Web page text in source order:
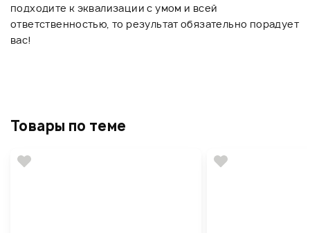
подходите к эквализации с умом и всей
ответственностью, то результат обязательно порадует
вас!
Товары по теме